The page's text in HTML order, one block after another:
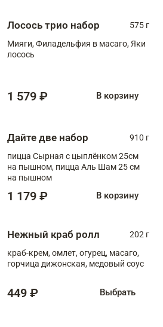
Лосось трио набор
575 г
Мияги, Филадельфия в масаго, Яки
лосось
1 579 ₽ В корзину
Дайте две набор
910 г
пицца Сырная с цыплёнком 25см
на пышном, пицца Аль Шам 25 см
на пышном
1 179 ₽ В корзину
Нежный краб ролл
202 г
краб-крем, омлет, огурец, масаго,
горчица дижонская, медовый соус
449 ₽ Выбрать